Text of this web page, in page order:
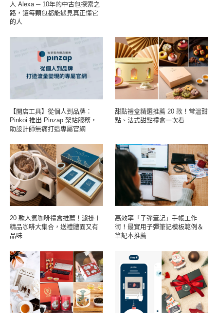
人 Alexa ─ 10年的中古包探索之
路，讓每顆包都能遇見真正懂它
的人
【開店工具】從個人到品牌：
Pinkoi 推出 Pinzap 架站服務，
助設計師無痛打造專屬官網
甜點禮盒精選推薦 20 款！常溫甜
點、法式甜點禮盒一次看
20 款人氣咖啡禮盒推薦！濾掛＋
精品咖啡大集合，送禮體面又有
品味
高效率「子彈筆記」手帳工作
術！最實用子彈筆記模板範例＆
筆記本推薦